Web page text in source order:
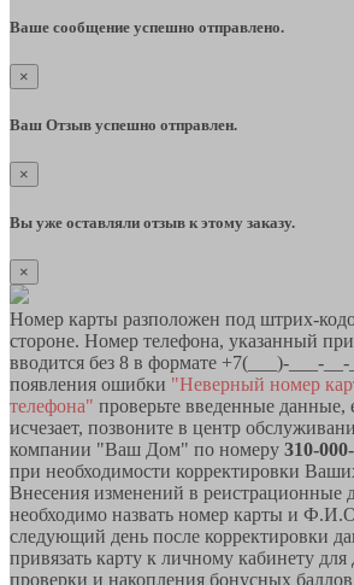
Ваше сообщение успешно отправлено.
×
Ваш Отзыв успешно отправлен.
×
Вы уже оставляли отзыв к этому заказу.
×
Номер карты разположен под штрих-
стороне. Номер телефона, указанный
вводится без 8 в формате +7(___)-___-
появления ошибки "Неверный номер
телефона" проверьте введенные данные,
исчезает, позвоните в центр
компании "Ваш Дом" по номеру 310-
при необходимости корректировки
Внесения изменений в реистрационные
необходимо назвать номер карты и
следующий день после корректировки
привязать карту к личному кабинету
проверки и накопления бонусных